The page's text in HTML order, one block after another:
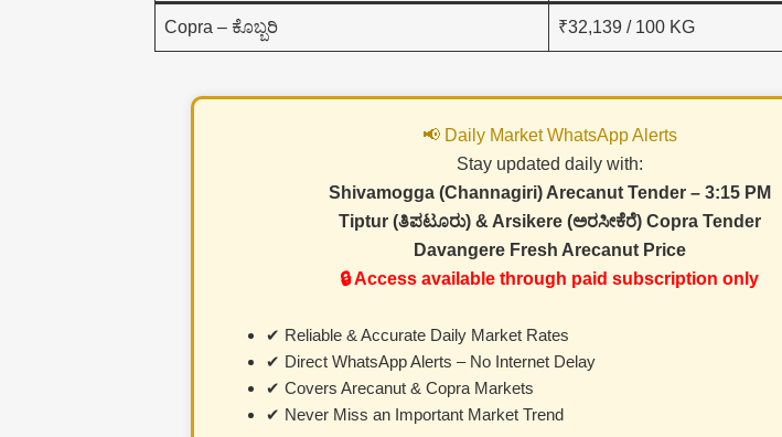
Copra – ಕೊಬ್ಬರಿ ₹32,139 / 100 KG
📢 Daily Market WhatsApp Alerts
Stay updated daily with:
Shivamogga (Channagiri) Arecanut Tender – 3:15 PM
Tiptur (ತಿಪಟೂರು) & Arsikere (ಅರಸೀಕೆರೆ) Copra Tender
Davangere Fresh Arecanut Price
🔒 Access available through paid subscription only
✔ Reliable & Accurate Daily Market Rates
✔ Direct WhatsApp Alerts – No Internet Delay
✔ Covers Arecanut & Copra Markets
✔ Never Miss an Important Market Trend